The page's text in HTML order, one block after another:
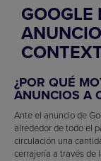
GOOGLE
¿POR QUÉ
ANUNCIOS A
Ante el anuncio de
alrededor de todo el
circulación una
cerrajería a través de